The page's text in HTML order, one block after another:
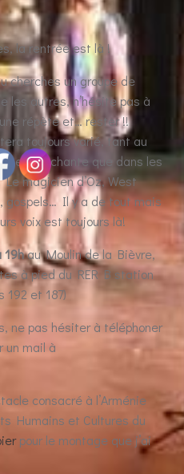
la rentrée est là !
cherches un groupe de
les autres, n’hésite pas à
répète et… rester !!
toujours varié, tant au
on chante que dans les
magicien d’Oz, West
gospels… Il y a de tout mais
voix est toujours là!
19hau Moulin de la Bièvre,
à pied du RER B station
192 et 187)
ne pas hésiter à téléphoner
un mail à
consacré à l’Arménie
Humains et Cultures du
pour le montage que j’ai